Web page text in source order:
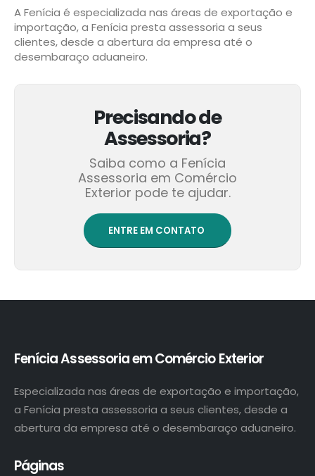
A Fenícia é especializada nas áreas de exportação e
importação, a Fenícia presta assessoria a seus
clientes, desde a abertura da empresa até o
desembaraço aduaneiro.
Precisando de
Assessoria?
Saiba como a Fenícia
Assessoria em Comércio
Exterior pode te ajudar.
ENTRE EM CONTATO
Fenícia Assessoria em Comércio Exterior
Especializada nas áreas de exportação e importação,
a Fenícia presta assessoria a seus clientes, desde a
abertura da empresa até o desembaraço aduaneiro.
Páginas